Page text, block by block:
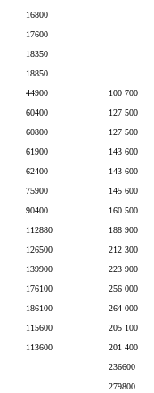
16800
17600
18350
18850
44900 100 700
60400
127 500
60800 127 500
61900
143 600
62400 143 600
75900
145 600
90400 160 500
112880
188 900
126500 212 300
139900
223 900
176100
256 000
186100
264 000
115600
205 100
113600
201 400
236600
279800